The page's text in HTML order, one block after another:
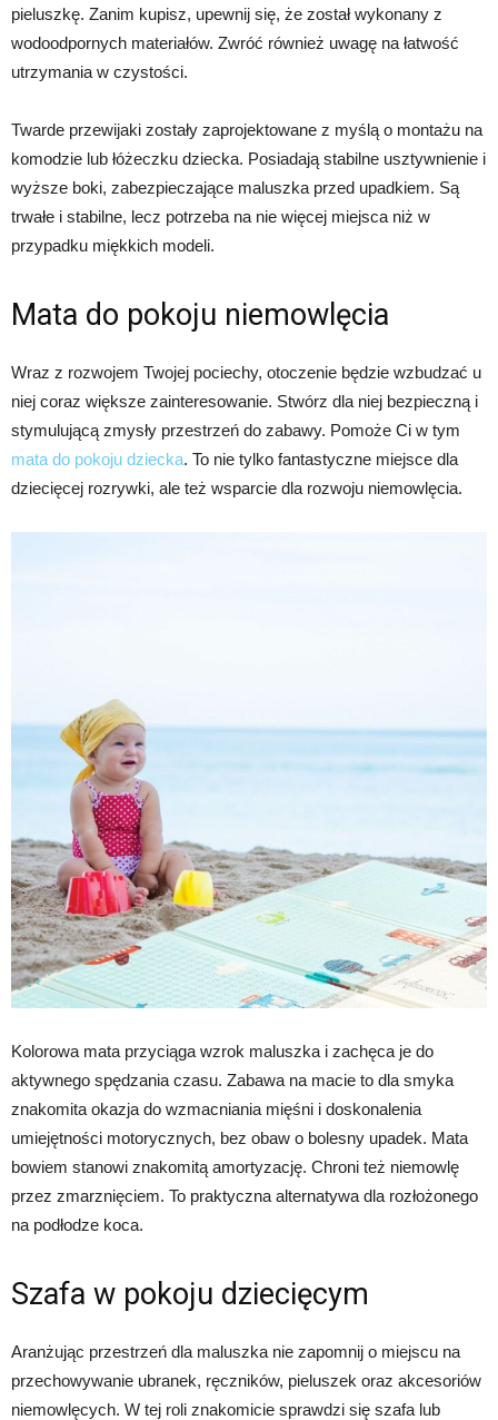
pieluszkę. Zanim kupisz, upewnij się, że został wykonany z
wodoodpornych materiałów. Zwróć również uwagę na łatwość
utrzymania w czystości.
Twarde przewijaki zostały zaprojektowane z myślą o montażu na
komodzie lub łóżeczku dziecka. Posiadają stabilne usztywnienie i
wyższe boki, zabezpieczające maluszka przed upadkiem. Są
trwałe i stabilne, lecz potrzeba na nie więcej miejsca niż w
przypadku miękkich modeli.
Mata do pokoju niemowlęcia
Wraz z rozwojem Twojej pociechy, otoczenie będzie wzbudzać u
niej coraz większe zainteresowanie. Stwórz dla niej bezpieczną i
stymulującą zmysły przestrzeń do zabawy. Pomoże Ci w tym
mata do pokoju dziecka. To nie tylko fantastyczne miejsce dla
dziecięcej rozrywki, ale też wsparcie dla rozwoju niemowlęcia.
Kolorowa mata przyciąga wzrok maluszka i zachęca je do
aktywnego spędzania czasu. Zabawa na macie to dla smyka
znakomita okazja do wzmacniania mięśni i doskonalenia
umiejętności motorycznych, bez obaw o bolesny upadek. Mata
bowiem stanowi znakomitą amortyzację. Chroni też niemowlę
przez zmarznięciem. To praktyczna alternatywa dla rozłożonego
na podłodze koca.
Szafa w pokoju dziecięcym
Aranżując przestrzeń dla maluszka nie zapomnij o miejscu na
przechowywanie ubranek, ręczników, pieluszek oraz akcesoriów
niemowlęcych. W tej roli znakomicie sprawdzi się szafa lub